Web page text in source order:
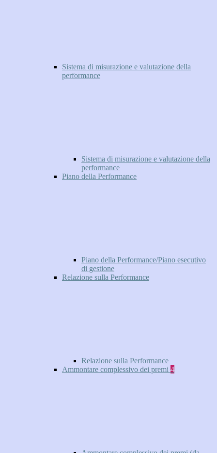
Sistema di misurazione e valutazione della
performance
Sistema di misurazione e valutazione della
performance
Piano della Performance
Piano della Performance/Piano esecutivo
di gestione
Relazione sulla Performance
Relazione sulla Performance
Ammontare complessivo dei premi 4